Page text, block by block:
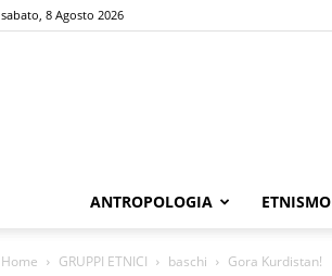
sabato, 8 Agosto 2026
ANTROPOLOGIA ETNISMO
Home GRUPPI ETNICI baschi Gora Kurdistan!